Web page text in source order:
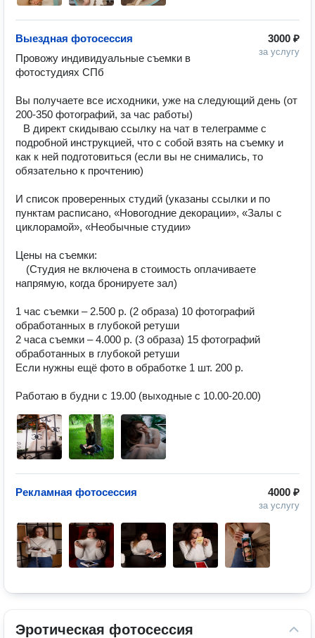
3000 ₽
за услугу
Выездная фотосессия
Провожу индивидуальные съемки в
фотостудиях СПб ⠀ ⠀
Вы получаете все исходники, уже на следующий день (от
200-350 фотографий, за час работы) ⠀ ⠀
⠀В директ скидываю ссылку на чат в телеграмме с
подробной инструкцией, что с собой взять на съемку и
как к ней подготовиться (если вы не снимались, то
обязательно к прочтению) ⠀ ⠀
И список проверенных студий (указаны ссылки и по
пунктам расписано, «Новогодние декорации», «Залы с
циклорамой», «Необычные студии» ⠀
Цены на съемки: ⠀
⠀ (Студия не включена в стоимость оплачиваете
напрямую, когда бронируете зал) ⠀
1 час съемки – 2.500 р. (2 образа) 10 фотографий
обработанных в глубокой ретуши
2 часа съемки – 4.000 р. (3 образа) 15 фотографий
обработанных в глубокой ретуши
Если нужны ещё фото в обработке 1 шт. 200 р.
Работаю в будни с 19.00 (выходные с 10.00-20.00)
4000 ₽
за услугу
Рекламная фотосессия
Эротическая фотосессия